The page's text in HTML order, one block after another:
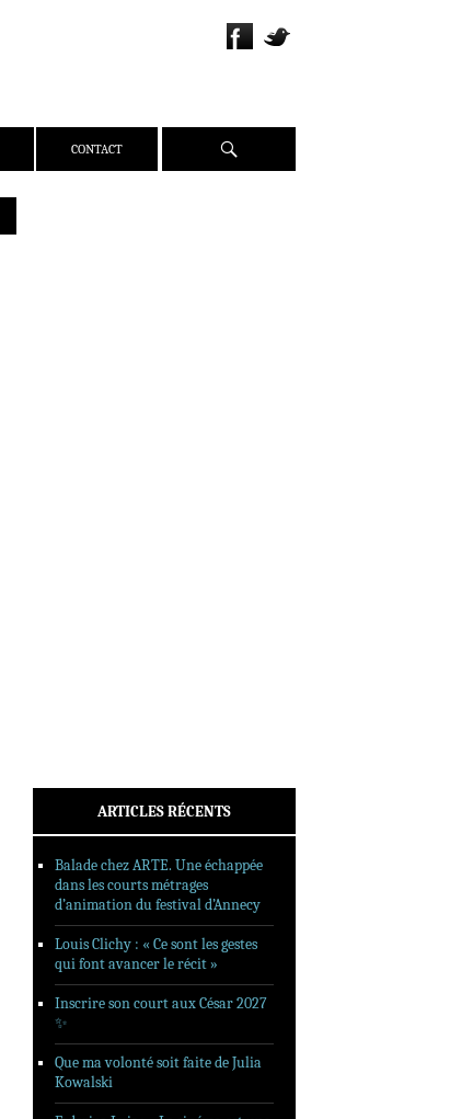
CONTACT Recherche
ARTICLES RÉCENTS
Balade chez ARTE. Une échappée
dans les courts métrages
d’animation du festival d’Annecy
Louis Clichy : « Ce sont les gestes
qui font avancer le récit »
Inscrire son court aux César 2027
✨
Que ma volonté soit faite de Julia
Kowalski